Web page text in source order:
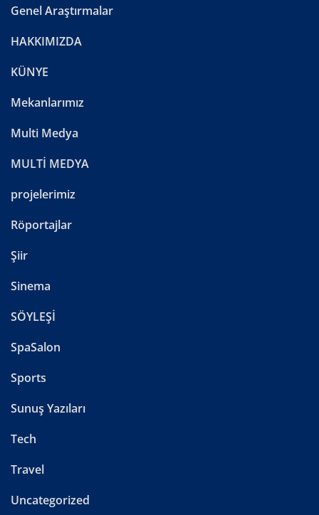
Genel Araştırmalar
HAKKIMIZDA
KÜNYE
Mekanlarımız
Multi Medya
MULTİ MEDYA
projelerimiz
Röportajlar
Şiir
Sinema
SÖYLEŞİ
SpaSalon
Sports
Sunuş Yazıları
Tech
Travel
Uncategorized